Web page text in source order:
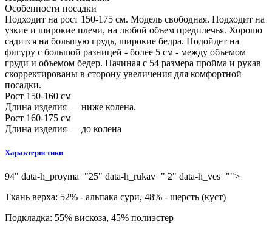
Особенности посадки
Подходит на рост 150-175 см. Модель свободная. Подходит на
узкие и широкие плечи, на любой объем предплечья. Хорошо
садится на большую грудь, широкие бедра. Подойдет на
фигуру с большой разницей - более 5 см - между объемом
груди и объемом бедер. Начиная с 54 размера пройма и рукав
скорректированы в сторону увеличения для комфортной
посадки.
Рост 150-160 см
Длина изделия — ниже колена.
Рост 160-175 см
Длина изделия — до колена
Характеристики
94" data-h_proyma="25" data-h_rukav=" 2" data-h_ves="">
Ткань верха: 52% - альпака сури, 48% - шерсть (куст)
Подкладка: 55% вискоза, 45% полиэстер